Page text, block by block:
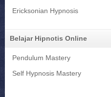
Ericksonian Hypnosis
Belajar Hipnotis Online
Pendulum Mastery
Self Hypnosis Mastery